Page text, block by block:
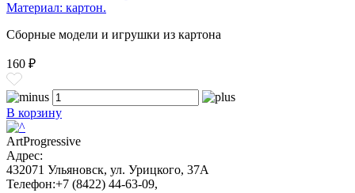
Материал: картон.
Сборные модели и игрушки из картона
160 ₽
В корзину
ArtProgressive
Адрес:
432071 Ульяновск, ул. Урицкого, 37А
Телефон:+7 (8422) 44-63-09,